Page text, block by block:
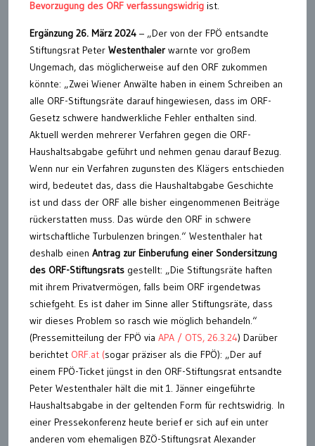
Bevorzugung des ORF verfassungswidrig ist.
Ergänzung 26. März 2024 – „Der von der FPÖ entsandte
Stiftungsrat Peter Westenthaler warnte vor großem
Ungemach, das möglicherweise auf den ORF zukommen
könnte: „Zwei Wiener Anwälte haben in einem Schreiben an
alle ORF-Stiftungsräte darauf hingewiesen, dass im ORF-
Gesetz schwere handwerkliche Fehler enthalten sind.
Aktuell werden mehrerer Verfahren gegen die ORF-
Haushaltsabgabe geführt und nehmen genau darauf Bezug.
Wenn nur ein Verfahren zugunsten des Klägers entschieden
wird, bedeutet das, dass die Haushaltabgabe Geschichte
ist und dass der ORF alle bisher eingenommenen Beiträge
rückerstatten muss. Das würde den ORF in schwere
wirtschaftliche Turbulenzen bringen.“ Westenthaler hat
deshalb einen Antrag zur Einberufung einer Sondersitzung
des ORF-Stiftungsrats gestellt: „Die Stiftungsräte haften
mit ihrem Privatvermögen, falls beim ORF irgendetwas
schiefgeht. Es ist daher im Sinne aller Stiftungsräte, dass
wir dieses Problem so rasch wie möglich behandeln.“
(Pressemitteilung der FPÖ via APA / OTS, 26.3.24) Darüber
berichtet ORF.at (sogar präziser als die FPÖ): „Der auf
einem FPÖ-Ticket jüngst in den ORF-Stiftungsrat entsandte
Peter Westenthaler hält die mit 1. Jänner eingeführte
Haushaltsabgabe in der geltenden Form für rechtswidrig. In
einer Pressekonferenz heute berief er sich auf ein unter
anderen vom ehemaligen BZÖ-Stiftungsrat Alexander